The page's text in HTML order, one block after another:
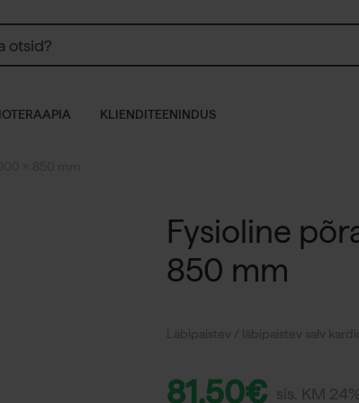
KLIENDITEENINDUS
Fysioline
850 mm
Läbipaistev / läbipaistev salv
81,50€ sis. KM 24%